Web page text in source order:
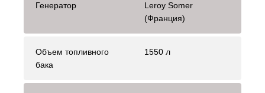
Генератор
Leroy Somer
(Франция)
Объем топливного
бака
1550 л